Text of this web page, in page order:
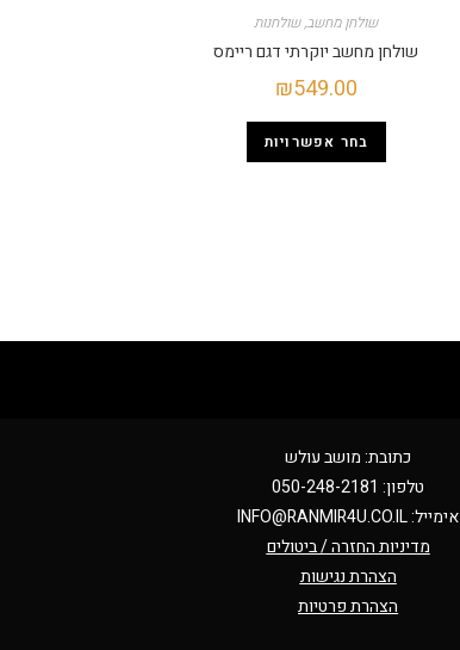
שולחן מחשב,שולחנות
שולחן מחשב יוקרתי דגם ריימס
₪549.00
בחר אפשרויות
כתובת: מושב עולש
טלפון: 050-248-2181
אימייל:INFO@RANMIR4U.CO.IL
מדיניות החזרה / ביטולים
הצהרת נגישות
הצהרת פרטיות